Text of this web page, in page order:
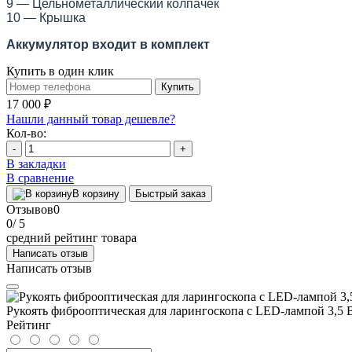
9 — Цельнометаллический колпачек
10 — Крышка
Аккумулятор входит в комплект
Купить в один клик
Купить
17 000 ₽
Нашли данный товар дешевле?
Кол-во:
- +
В закладки
В сравнение
В корзину Быстрый заказ
Отзывов0
0/ 5
средний рейтинг товара
Написать отзыв
Написать отзыв
Рукоять фиброоптическая для ларингоскопа с LED-лампой 3,5
Рейтинг